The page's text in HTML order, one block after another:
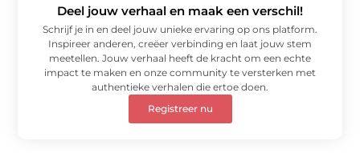
Deel jouw verhaal en maak een verschil!
Schrijf je in en deel jouw unieke ervaring op ons platform.
Inspireer anderen, creëer verbinding en laat jouw stem
meetellen. Jouw verhaal heeft de kracht om een echte
impact te maken en onze community te versterken met
authentieke verhalen die ertoe doen.
Registreer nu